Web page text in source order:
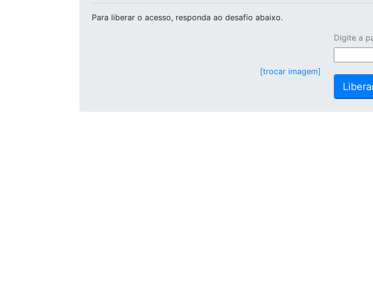
Para liberar o acesso, responda ao desafio abaixo.
[trocar imagem]
Digite a